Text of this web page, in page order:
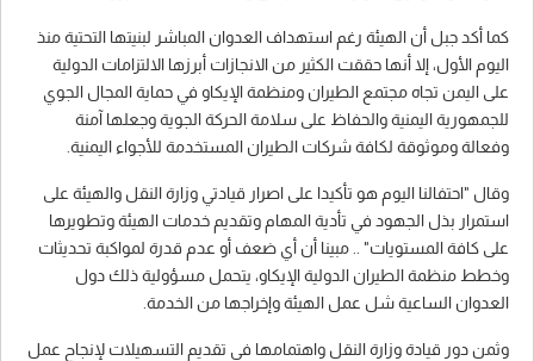
كما أكد جبل أن الهيئة رغم استهداف العدوان المباشر لبنيتها التحتية منذ
اليوم الأول، إلا أنها حققت الكثير من الانجازات أبرزها الالتزامات الدولية
على اليمن تجاه مجتمع الطيران ومنظمة الإيكاو في حماية المجال الجوي
للجمهورية اليمنية والحفاظ على سلامة الحركة الجوية وجعلها آمنة
وفعالة وموثوقة لكافة شركات الطيران المستخدمة للأجواء اليمنية.
وقال "احتفالنا اليوم هو تأكيدا على اصرار قيادتي وزارة النقل والهيئة على
استمرار بذل الجهود في تأدية المهام وتقديم خدمات الهيئة وتطويرها
على كافة المستويات" .. مبينا أن أي ضعف أو عدم قدرة لمواكبة تحديثات
وخطط منظمة الطيران الدولية الإيكاو، يتحمل مسؤولية ذلك دول
العدوان الساعية شل عمل الهيئة وإخراجها من الخدمة.
وثمن دور قيادة وزارة النقل واهتمامها في تقديم التسهيلات لإنجاح عمل